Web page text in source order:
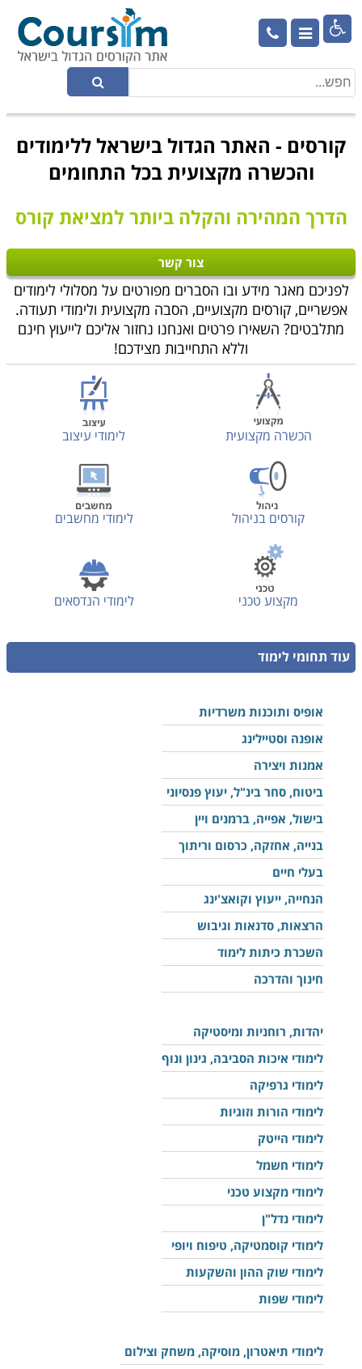

קורסים - האתר הגדול בישראל ללימודים
והכשרה מקצועית בכל התחומים
הדרך המהירה והקלה ביותר למציאת קורס
צור קשר
לפניכם מאגר מידע ובו הסברים מפורטים על מסלולי לימודים
אפשריים, קורסים מקצועיים, הסבה מקצועית ולימודי תעודה.
מתלבטים? השאירו פרטים ואנחנו נחזור אליכם לייעוץ חינם
וללא התחייבות מצידכם!
הכשרה מקצועית לימודי עיצוב
קורסים בניהול לימודי מחשבים
מקצוע טכני לימודי הנדסאים
עוד תחומי לימוד
אופיס ותוכנות משרדיות
אופנה וסטיילינג
אמנות ויצירה
ביטוח, סחר בינ"ל, יעוץ פנסיוני
בישול, אפייה, ברמנים ויין
בנייה, אחזקה, כרסום וריתוך
בעלי חיים
הנחייה, ייעוץ וקואצ'ינג
הרצאות, סדנאות וגיבוש
השכרת כיתות לימוד
חינוך והדרכה
יהדות, רוחניות ומיסטיקה
לימודי איכות הסביבה, גינון ונוף
לימודי גרפיקה
לימודי הורות וזוגיות
לימודי הייטק
לימודי חשמל
לימודי מקצוע טכני
לימודי נדל"ן
לימודי קוסמטיקה, טיפוח ויופי
לימודי שוק ההון והשקעות
לימודי שפות
לימודי תיאטרון, מוסיקה, משחק וצילום